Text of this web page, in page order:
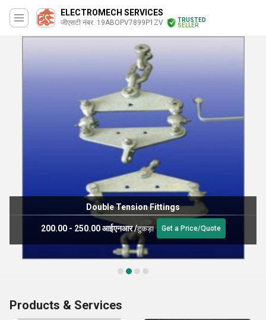
ELECTROMECH SERVICES
जीएसटी नंबर. 19ABOPV7899P1ZV
TRUSTED
SELLER
Double Tension Fittings
200.00 - 250.00 आईएनआर/टुकड़ा Get a Price/Quote
Products & Services